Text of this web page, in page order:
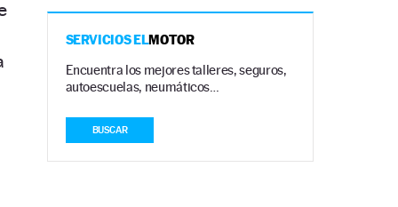
SERVICIOS ELMOTOR
Encuentra los mejores talleres, seguros,
autoescuelas, neumáticos…
BUSCAR